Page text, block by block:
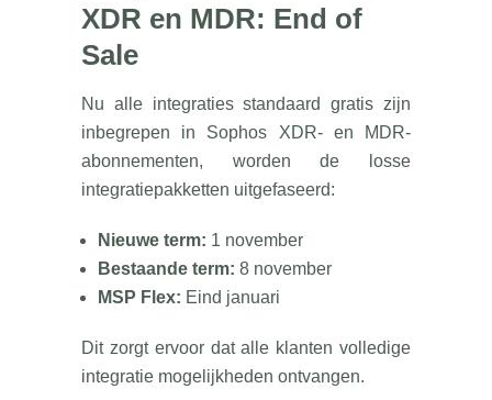
XDR en MDR: End of
Sale
Nu alle integraties standaard gratis zijn
inbegrepen in Sophos XDR- en MDR-
abonnementen, worden de losse
integratiepakketten uitgefaseerd:
Nieuwe term: 1 november
Bestaande term: 8 november
MSP Flex: Eind januari
Dit zorgt ervoor dat alle klanten volledige
integratie mogelijkheden ontvangen.